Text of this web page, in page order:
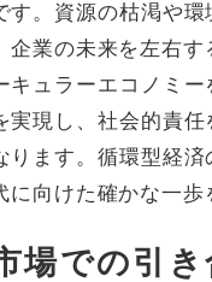
す。資源の枯渇や
企業の未来を左右す
キュラーエコノミ
実現し、社会的責
ります。循環型経
に向けた確かな一
場での引